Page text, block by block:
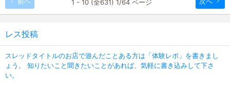
1 - 10 (全631) 1/64 ページ
レス投稿
スレッドタイトルのお店で遊んだことある方は「体験レポ」を書きまし
ょう。 知りたいこと聞きたいことがあれば、気軽に書き込みして下さ
い。